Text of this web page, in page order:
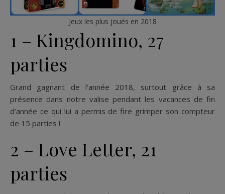
Jeux les plus joués en 2018
1 – Kingdomino, 27
parties
Grand gagnant de l’année 2018, surtout grâce à sa
présence dans notre valise pendant les vacances de fin
d’année ce qui lui a permis de fire grimper son compteur
de 15 parties !
2 – Love Letter, 21
parties